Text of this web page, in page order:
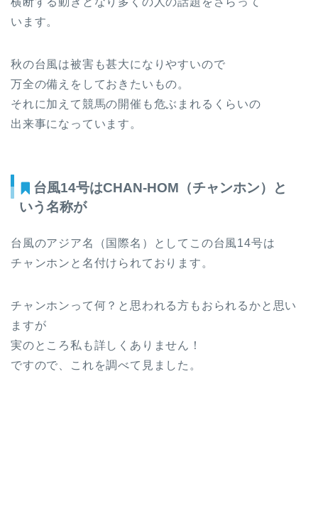
います。
秋の台風は被害も甚大になりやすいので
万全の備えをしておきたいもの。
それに加えて競馬の開催も危ぶまれるくらいの
出来事になっています。
台風14号はCHAN-HOM（チャンホン）と
いう名称が
台風のアジア名（国際名）としてこの台風14号は
チャンホンと名付けられております。
チャンホンって何？と思われる方もおられるかと思い
ますが
実のところ私も詳しくありません！
ですので、これを調べて見ました。